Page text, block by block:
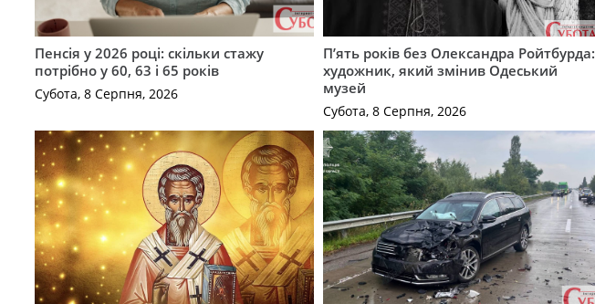
Пенсія у 2026 році: скільки стажу
потрібно у 60, 63 і 65 років
Субота, 8 Серпня, 2026
П’ять років без Олександра Ройтбурда:
художник, який змінив Одеський
музей
Субота, 8 Серпня, 2026